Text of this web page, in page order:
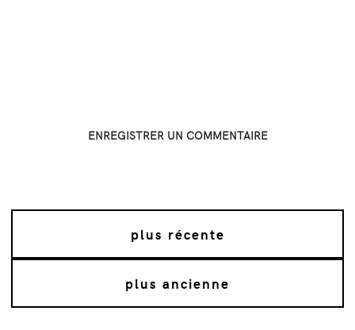
ENREGISTRER UN COMMENTAIRE
plus récente
plus ancienne